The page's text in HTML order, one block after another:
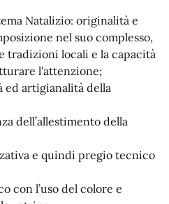
Natalizio: originalità e
nel suo complesso,
tradizioni locali e la capacità
l'attenzione;
artigianalità della
dell’allestimento della
e quindi pregio tecnico
con l’uso del colore e